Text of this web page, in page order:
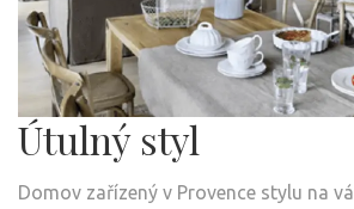
Útulný styl
Domov zařízený v Provence stylu na